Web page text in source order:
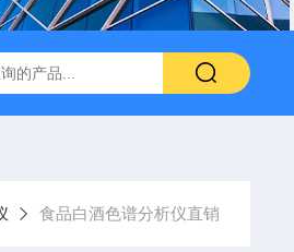
价 分析色谱仪 青岛水分测定仪
食品白酒色谱分析仪直销